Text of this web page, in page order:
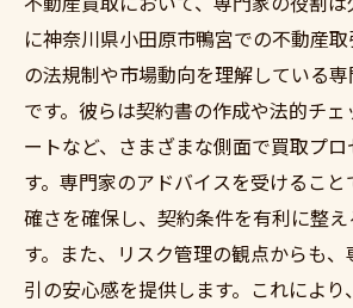
に神奈川県小田原市鴨宮での不動産
の法規制や市場動向を理解している
です。彼らは契約書の作成や法的チ
ートなど、さまざまな側面で買取プ
す。専門家のアドバイスを受けるこ
確さを確保し、契約条件を有利に整
す。また、リスク管理の観点からも
引の安心感を提供します。これによ